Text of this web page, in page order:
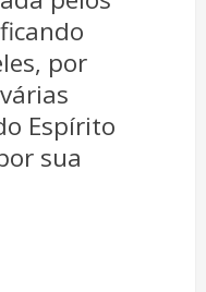
por
Espírito
sua